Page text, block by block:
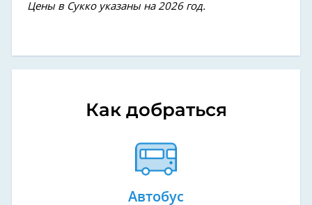
Цены в Сукко указаны на 2026 год.
Как добраться
Автобус